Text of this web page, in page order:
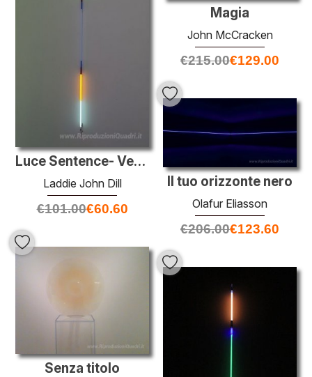
Magia
John McCracken
€215.00€129.00
Luce Sentence- Verde Mela
Laddie John Dill
€101.00€60.60
Il tuo orizzonte nero
Olafur Eliasson
€206.00€123.60
Senza titolo